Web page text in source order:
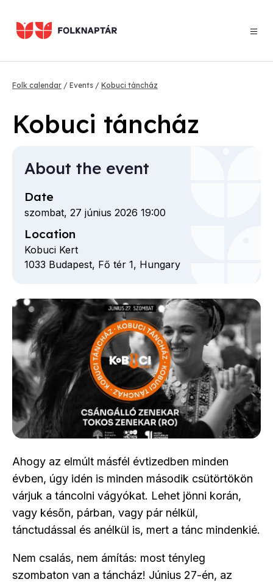
main
content
Breadcrumb
Folk calendar Events Kobuci táncház
Kobuci táncház
Ahogy az elmúlt másfél évtizedben minden
évben, úgy idén is minden második csütörtökön
várjuk a táncolni vágyókat. Lehet jönni korán,
vagy későn, párban, vagy pár nélkül,
tánctudással és anélkül is, mert a tánc mindenkié.
Nem csalás, nem ámítás: most tényleg
szombaton van a táncház! Június 27-én, az
About the event
Date
szombat, 27 június 2026 19:00
Location
Kobuci Kert
1033 Budapest, Fő tér 1, Hungary